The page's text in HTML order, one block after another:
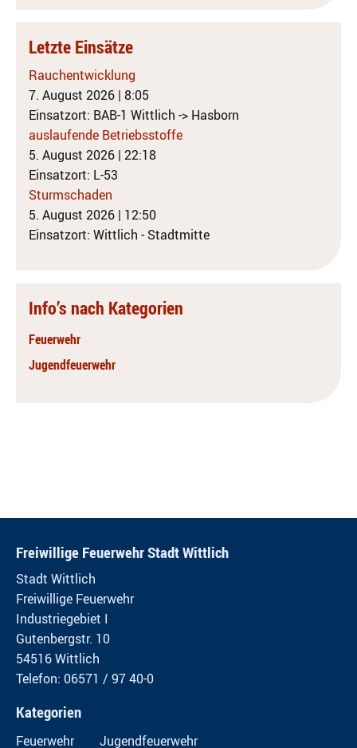
Letzte Einsätze
Rauchentwicklung
7. August 2026 | 8:05
Einsatzort: BAB-1 Wittlich -> Hasborn
auslaufende Betriebsstoffe
5. August 2026 | 22:18
Einsatzort: L-53
Sturmschaden
5. August 2026 | 12:50
Einsatzort: Wittlich - Stadtmitte
Info’s nach Kategorien
Feuerwehr
Jugendfeuerwehr
Freiwillige Feuerwehr Stadt Wittlich
Stadt Wittlich
Freiwillige Feuerwehr
Industriegebiet I
Gutenbergstr. 10
54516 Wittlich
Telefon: 06571 / 97 40-0
Kategorien
Feuerwehr Jugendfeuerwehr